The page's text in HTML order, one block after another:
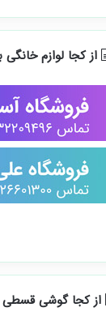
از کجا لوازم
از کجا گوشی قسطی